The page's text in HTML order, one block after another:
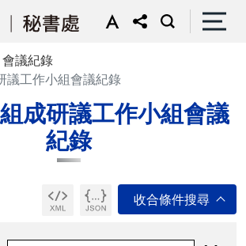
會議紀錄
議工作小組會議紀錄
成研議工作小組會議
紀錄